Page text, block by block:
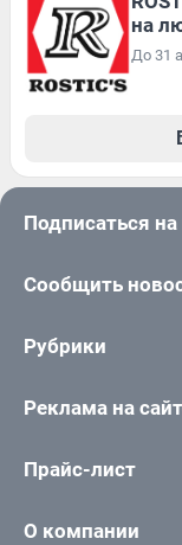
на
До 31
Подписаться
Сообщить
Рубрики
Реклама на
Прайс-лист
О компании